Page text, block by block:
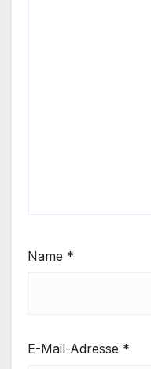
Name *
E-Mail-Adresse *